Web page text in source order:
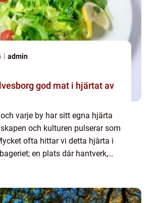
admin
mat i hjärtat av
varje by har sitt egna hjärta
och kulturen pulserar som
ofta hittar vi detta hjärta i
en plats där hantverk,